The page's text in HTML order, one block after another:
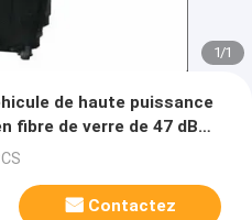
1/1
de haute puissance
fibre de verre de 47 dBm
m
Contactez